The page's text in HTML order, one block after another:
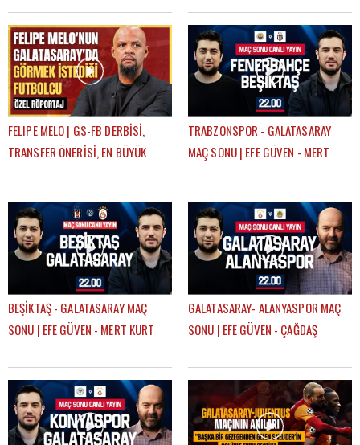
MUSLERA MI?
FELIPE MELO | GS-FB DERBİSİ,
TRANSFER ÖNERİSİ, EN BÜYÜK
TRABZONSPOR - GALATASARAY
MAÇ SONU | EFE GÜVEN - MERT
BEŞİKTAŞ - GALATASARAY MAÇ
SONU | EFE GÜVEN - MERT KURT
GALATASARAY- ALANYASPOR MAÇ
SONU | EFE GÜVEN - ÇAĞDAŞ